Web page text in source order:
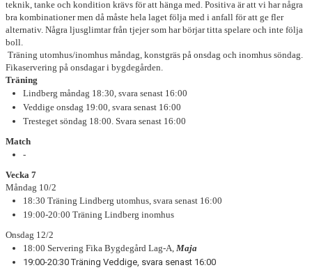
DOKUMENT
teknik, tanke och kondition krävs för att hänga med. Positiva är att vi har några
bra kombinationer men då måste hela laget följa med i anfall för att ge fler
alternativ. Några ljusglimtar från tjejer som har börjar titta spelare och inte följa
boll.
Träning utomhus/inomhus måndag, konstgräs på onsdag och inomhus söndag.
Fikaservering på onsdagar i bygdegården.
Träning
Lindberg måndag 18:30, svara senast 16:00
Veddige onsdag 19:00, svara senast 16:00
Tresteget söndag 18:00. Svara senast 16:00
Match
-
Vecka 7
Måndag 10/2
18:30 Träning Lindberg utomhus, svara senast 16:00
19:00-20:00 Träning Lindberg inomhus
Onsdag 12/2
18:00 Servering Fika Bygdegård Lag-A, Maja
19:00-20:30 Träning Veddige, svara senast 16:00